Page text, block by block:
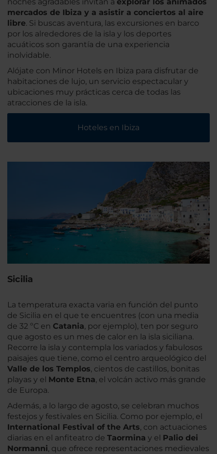
mercados de Ibiza y a asistir a conciertos al aire
libre. Si buscas aventura, las excursiones en barco
por los alrededores de la isla y los deportes
acuáticos son garantía de una experiencia
inolvidable.
Alójate con Minor Hotels en Ibiza para disfrutar de
habitaciones de lujo, un servicio espectacular y
ubicaciones muy prácticas cerca de todas las
atracciones de la isla.
Hoteles en Ibiza
Sicilia
La temperatura exacta varia en función del punto
de Sicilia en el que te encuentres (con una media
de 32 ºC en Catania, por ejemplo), ten por seguro
que agosto es un mes de calor en la isla siciliana.
Recorre la isla y contempla los variados y fabulosos
paisajes que tiene, como el centro arqueológico del
Valle de los Templos, cientos de castillos, bonitas
playas y el Monte Etna, el volcán activo más grande
de Europa.
Además, a lo largo de agosto, se celebran muchos
festejos y festivales en Sicilia. Como por ejemplo, el
International Festival of the Arts, con actuaciones
diarias en el anfiteatro de Taormina y el Palio dei
Normanni, que ofrece representaciones medievales